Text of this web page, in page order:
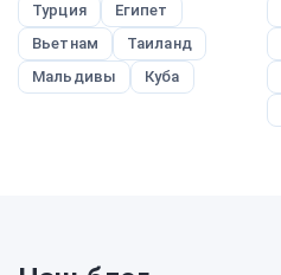
Турция
Египет
Вьетнам
Таиланд
Мальдивы
Куба